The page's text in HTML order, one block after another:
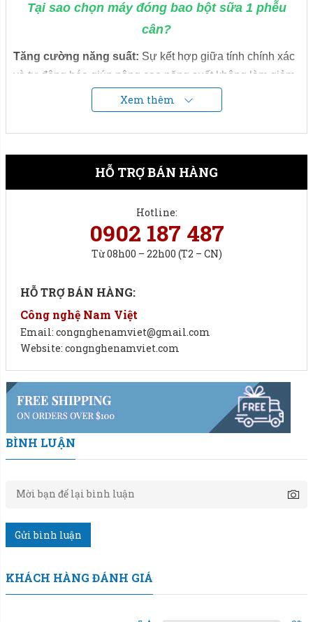
Tại sao chọn máy đóng bao bột sữa 1 phễu
cân?
Tăng cường năng suất: Sự kết hợp giữa tính chính xác
và tự động hóa giúp nâng cao năng suất không làm giảm
Chất lượng đảm bảo: Đầu tư hệ thống quý khách không
phải lo lắng về chất lượng sau khi đóng bao thành phẩm.
Máy đóng bao bột sữa 1 phễu cân - Hiệu suất cao, đảm
Vật liệu chế tạo lên máy:
Phễu chứa, hệ thống vít tải, phễu cân và phễu dẫn
Xem thêm
HỖ TRỢ BÁN HÀNG
Hotline:
0902 187 487
Từ 08h00 – 22h00 (T2 – CN)
HỖ TRỢ BÁN HÀNG:
Công nghệ Nam Việt
Email: congnghenamviet@gmail.com
Website: congnghenamviet.com
BÌNH LUẬN
Gửi bình luận
KHÁCH HÀNG ĐÁNH GIÁ